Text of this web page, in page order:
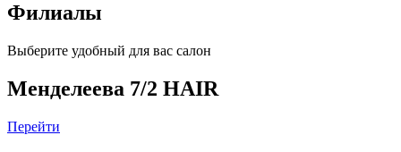
Филиалы
Выберите удобный для вас салон
Менделеева 7/2 HAIR
Перейти